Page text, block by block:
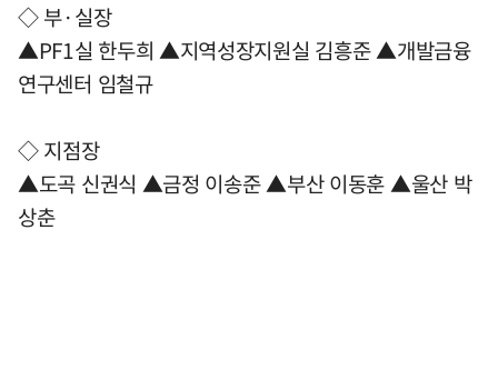
◇ 부·실장
▲PF1실 한두희 ▲지역성장지원실 김흥준 ▲개발금융
연구센터 임철규
◇ 지점장
▲도곡 신권식 ▲금정 이송준 ▲부산 이동훈 ▲울산 박
상춘